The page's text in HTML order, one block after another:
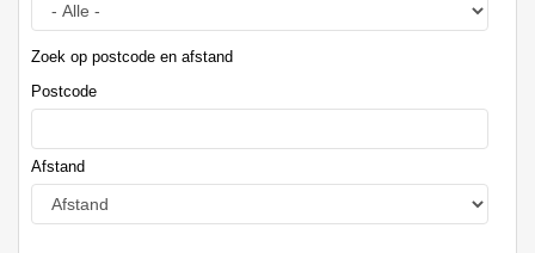
Zoek op postcode en afstand
Postcode
Afstand